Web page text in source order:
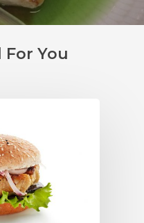
You